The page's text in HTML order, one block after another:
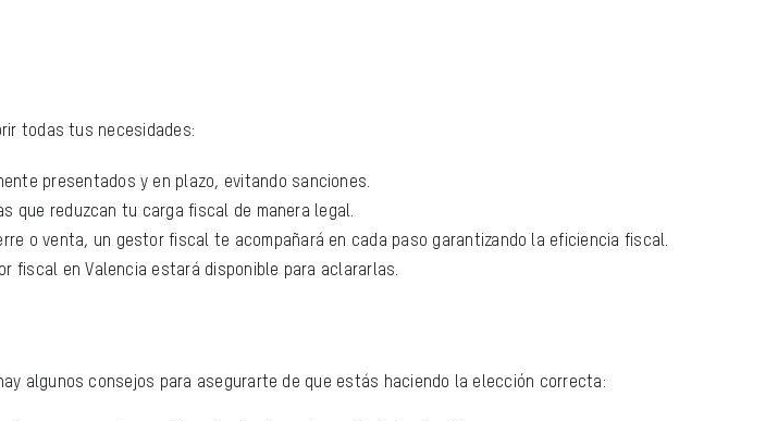
todas tus necesidades:
presentados y en plazo, evitando sanciones.
que reduzcan tu carga fiscal de manera legal.
o venta, un gestor fiscal te acompañará en cada paso garantizando la eficiencia fiscal.
fiscal en Valencia estará disponible para aclararlas.
algunos consejos para asegurarte de que estás haciendo la elección correcta: